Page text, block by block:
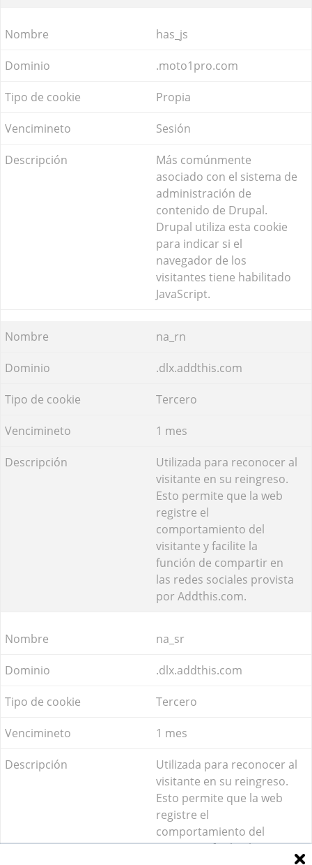
has_js
.moto1pro.com
Propia
Sesión
Más comúnmente
asociado con el sistema de
administración de
contenido de Drupal.
Drupal utiliza esta cookie
para indicar si el
navegador de los
visitantes tiene habilitado
JavaScript.
na_rn
.dlx.addthis.com
Tercero
1 mes
Utilizada para reconocer al
visitante en su reingreso.
Esto permite que la web
registre el
comportamiento del
visitante y facilite la
función de compartir en
las redes sociales provista
por Addthis.com.
na_sr
.dlx.addthis.com
Tercero
1 mes
Utilizada para reconocer al
visitante en su reingreso.
Esto permite que la web
registre el
comportamiento del
visitante y facilite la